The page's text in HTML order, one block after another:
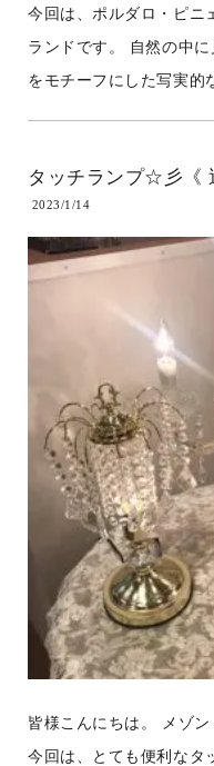
今回は、ポルダロ・ピニ
ランドです。 自然の中
をモチーフにした写実的
タッチランプ☆彡《
2023/1/14
皆様こんにちは。 メゾン
今回は、とても便利なタ